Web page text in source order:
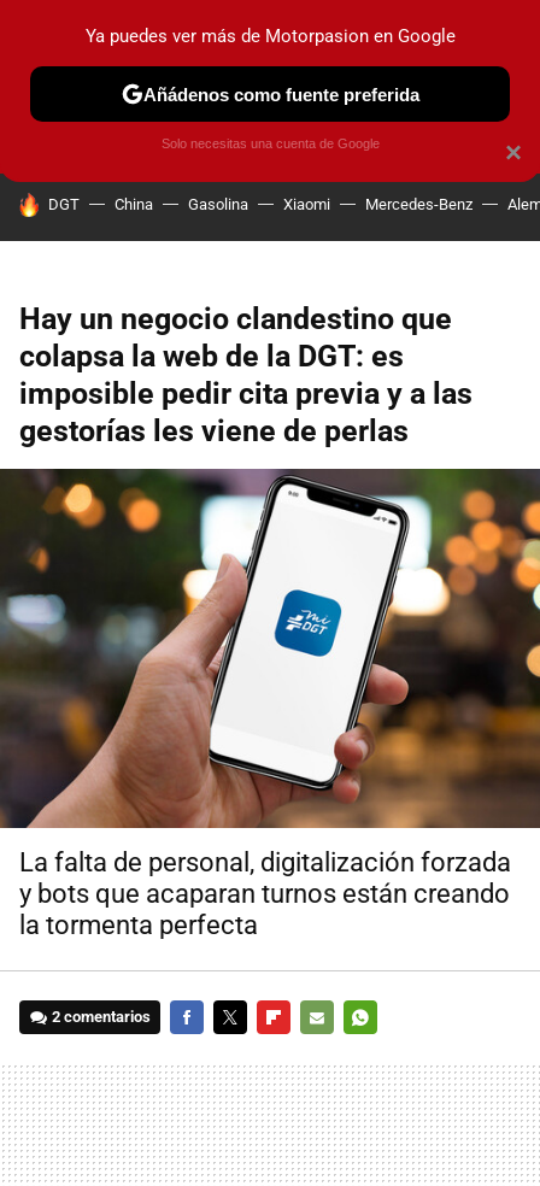
PRUEBAS COCHES ELÉCTRICOS OBSERVATORIO
HOY SE HABLA DE
DGT China Gasolina Xiaomi Mercedes-Benz
Hay un negocio clandestino que
colapsa la web de la DGT: es
imposible pedir cita previa y a las
gestorías les viene de perlas
La falta de personal, digitalización forzada
y bots que acaparan turnos están creando
la tormenta perfecta
2 comentarios
MAIL
×
Ya puedes ver más de Motorpasion en Google
Añádenos como fuente preferida
Solo necesitas una cuenta de Google